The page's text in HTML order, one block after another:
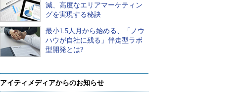
減、高度なエリアマーケティン
グを実現する秘訣
最小1.5人月から始める、「ノウ
ハウが自社に残る」伴走型ラボ
型開発とは?
アイティメディアからのお知らせ